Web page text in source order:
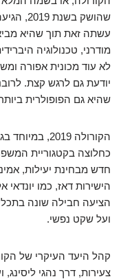
שהושק
עשתה זאת תוך שהיא
מודרני, טכנולוגיה
לא עוד מכונית אפורה
יודעת גם לרגש קצת.
שהיא גם הפופולרית
הקורולה
כחלוצה בקטגוריית
חדש מבחינת יעילות,
הציעה חבילה שונה
ועל שקט נפשי.
צעירות, דרך נהגי